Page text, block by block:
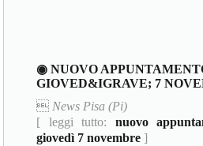
◉ NUOVO
GIOVED&IGRAVE; 7
 News Pisa (Pi)
[ leggi tutto: nuovo
giovedì 7 novembre ]